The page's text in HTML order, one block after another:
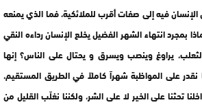
فيه إلى صفات أقرب للملائكية، فما الذي يمنعه
بمجرد انتهاء الشهر الفضيل يخلع الإنسان رداءه النقي
يراوغ وينصب ويسرق و يحتال على الناس؟ إنها
نقدر على المواظبة شهراً كاملاً في الطريق المستقيم،
تحثنا على الخير لا على الشر، ولكننا نغلّب القليل من